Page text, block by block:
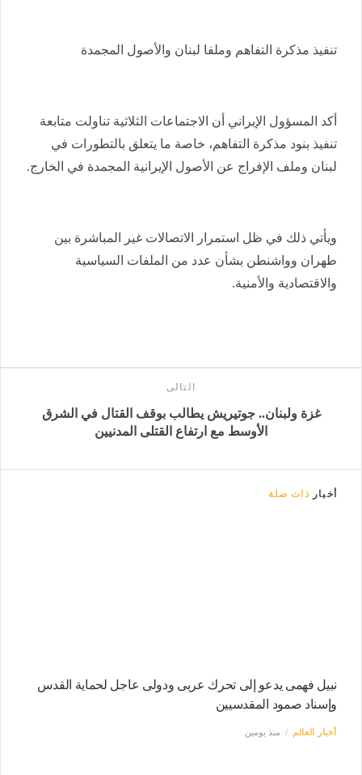
تنفيذ مذكرة التفاهم وملفا لبنان والأصول المجمدة
أكد المسؤول الإيراني أن الاجتماعات الثلاثية تناولت متابعة
تنفيذ بنود مذكرة التفاهم، خاصة ما يتعلق بالتطورات في
لبنان وملف الإفراج عن الأصول الإيرانية المجمدة في الخارج.
ويأتي ذلك في ظل استمرار الاتصالات غير المباشرة بين
طهران وواشنطن بشأن عدد من الملفات السياسية
والاقتصادية والأمنية.
التالى
غزة ولبنان.. جوتيريش يطالب بوقف القتال في الشرق
الأوسط مع ارتفاع القتلى المدنيين
أخبار ذات صلة
نبيل فهمى يدعو إلى تحرك عربى ودولى عاجل لحماية القدس
وإسناد صمود المقدسيين
أخبار العالم منذ يومين